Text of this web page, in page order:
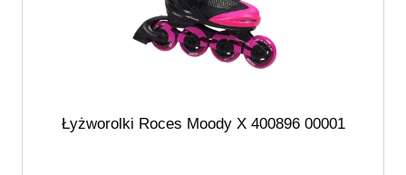
Łyżworolki Roces Moody X 400896 00001